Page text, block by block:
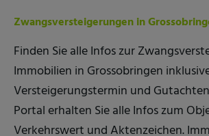
Zwangsversteigerungen in
Finden Sie alle Infos zur
Immobilien in Grossobringen
Versteigerungstermin und
Portal erhalten Sie alle Infos zum
Verkehrswert und Aktenzeichen.